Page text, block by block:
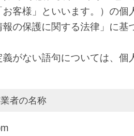
客様」といいます。）の個
の保護に関する法律」に基
がない語句については、個
者の名称